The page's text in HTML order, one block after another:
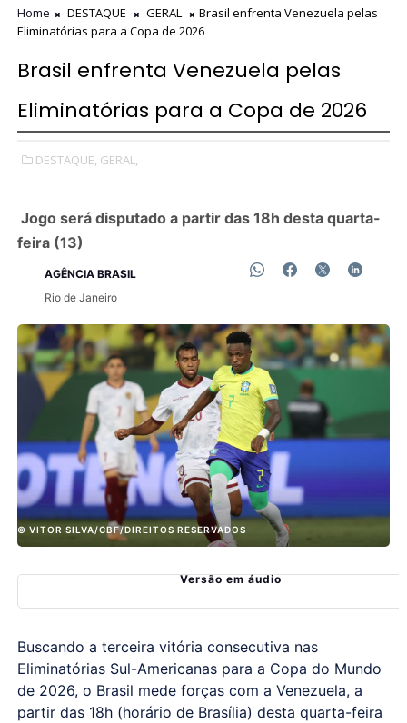
Home DESTAQUE GERAL
Brasil enfrenta Venezuela pelas
Eliminatórias para a Copa de 2026
Brasil enfrenta Venezuela pelas
Eliminatórias para a Copa de 2026
DESTAQUE, GERAL,
Jogo será disputado a partir das 18h desta quarta-
feira (13)
AGÊNCIA BRASIL
Rio de Janeiro
© VITOR SILVA/CBF/DIREITOS RESERVADOS
Versão em áudio
Buscando a terceira vitória consecutiva nas
Eliminatórias Sul-Americanas para a Copa do Mundo
de 2026, o Brasil mede forças com a Venezuela, a
partir das 18h (horário de Brasília) desta quarta-feira